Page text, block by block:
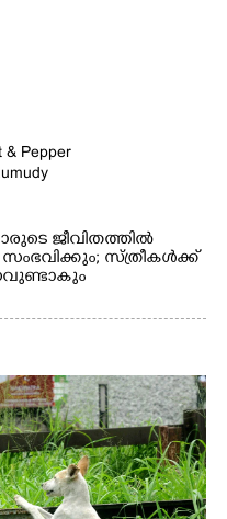
ജീവിതത്തിൽ
സംഭവിക്കും; സ്ത്രീകള്‍ക്ക്